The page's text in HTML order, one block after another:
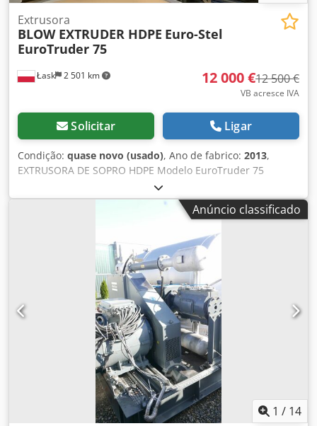
Łask 2 501 km
Extrusora
BLOW EXTRUDER HDPE Euro-Stel
EuroTruder 75
12 000 €12 500 €
VB acresce IVA
Solicitar Ligar
Condição: quase novo (usado), Ano de fabrico: 2013,
EXTRUSORA DE SOPRO HDPE Modelo EuroTruder 75
Dwodpfx Aswivdkepcea Fabricado pela Euro-Stel, Bélgica
Ano de fabricação: 2013 Extrusora: diâmetro 75x28 D - com
bocal de sucção e funil de granulado Molde não incluso
Anúncio classificado
1 / 14